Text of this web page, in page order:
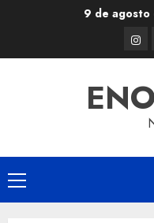
9 de
Primary
Menu